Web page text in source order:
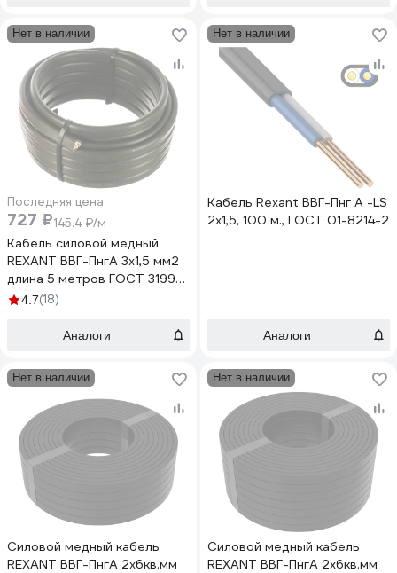
Нет в наличии
Последняя цена
727 ₽145.4 ₽/м
Кабель силовой медный
REXANT ВВГ-ПнгА 3x1,5 мм2
длина 5 метров ГОСТ 31996-
2012 ТУ 16-705.499-2010
4.7(18)
Аналоги
Нет в наличии
Кабель Rexant ВВГ-Пнг А -LS
2x1,5, 100 м., ГОСТ 01-8214-2
Аналоги
Нет в наличии
Силовой медный кабель
REXANT ВВГ-ПнгА 2x6кв.мм
Нет в наличии
Силовой медный кабель
REXANT ВВГ-ПнгА 2x6кв.мм